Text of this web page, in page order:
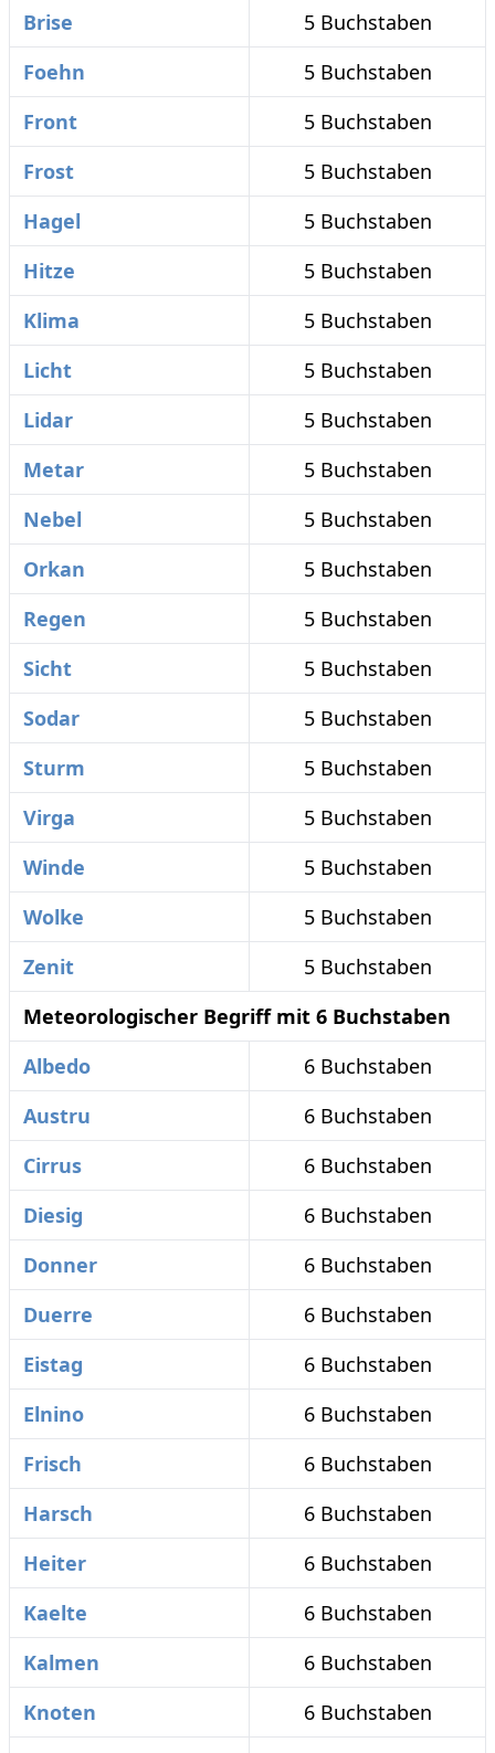
Brise
5 Buchstaben
Foehn
5 Buchstaben
Front
5 Buchstaben
Frost
5 Buchstaben
Hagel
5 Buchstaben
Hitze
5 Buchstaben
Klima
5 Buchstaben
Licht
5 Buchstaben
Lidar
5 Buchstaben
Metar
5 Buchstaben
Nebel
5 Buchstaben
Orkan
5 Buchstaben
Regen
5 Buchstaben
Sicht
5 Buchstaben
Sodar
5 Buchstaben
Sturm
5 Buchstaben
Virga
5 Buchstaben
Winde
5 Buchstaben
Wolke
5 Buchstaben
Zenit
5 Buchstaben
Meteorologischer Begriff mit 6 Buchstaben
Albedo
6 Buchstaben
Austru
6 Buchstaben
Cirrus
6 Buchstaben
Diesig
6 Buchstaben
Donner
6 Buchstaben
Duerre
6 Buchstaben
Eistag
6 Buchstaben
Elnino
6 Buchstaben
Frisch
6 Buchstaben
Harsch
6 Buchstaben
Heiter
6 Buchstaben
Kaelte
6 Buchstaben
Kalmen
6 Buchstaben
Knoten
6 Buchstaben